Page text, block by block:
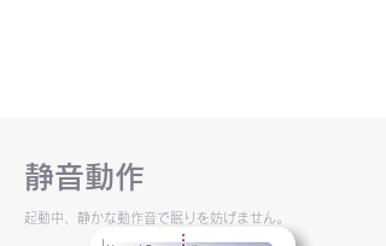
​静音動作
起動中、静かな動作音で眠りを妨げません。